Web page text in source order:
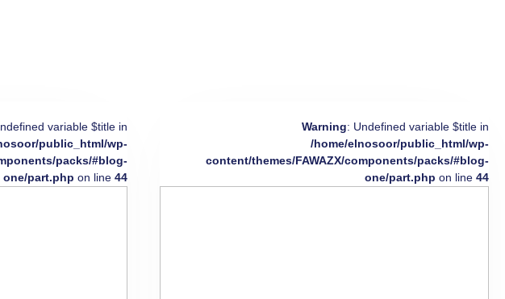
Warning: Undefined variable $title in
/home/elnosoor/public_html/wp-
content/themes/FAWAZX/components/packs/#blog-
one/part.php on line 44
variable $title in
public_html/wp-
packs/#blog-
one/part.php on line 44